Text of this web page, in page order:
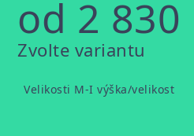
od 2 830
Měrná
Zvolte variantu
Velikosti M-I výška/velikost